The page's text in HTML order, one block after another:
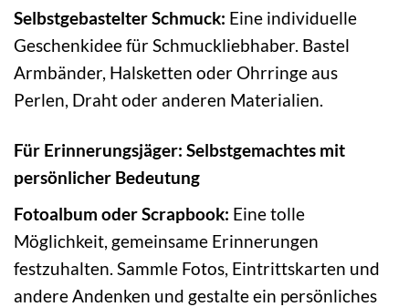
Selbstgebastelter Schmuck: Eine individuelle
Geschenkidee für Schmuckliebhaber. Bastel
Armbänder, Halsketten oder Ohrringe aus
Perlen, Draht oder anderen Materialien.
Für Erinnerungsjäger: Selbstgemachtes mit
persönlicher Bedeutung
Fotoalbum oder Scrapbook: Eine tolle
Möglichkeit, gemeinsame Erinnerungen
festzuhalten. Sammle Fotos, Eintrittskarten und
andere Andenken und gestalte ein persönliches